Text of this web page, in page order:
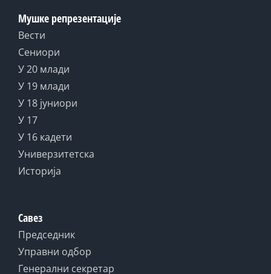
Мушке репрезентације
Вести
Сениори
У 20 млади
У 19 млади
У 18 јуниори
У 17
У 16 кадети
Универзитетска
Историја
Савез
Председник
Управни одбор
Генерални секретар